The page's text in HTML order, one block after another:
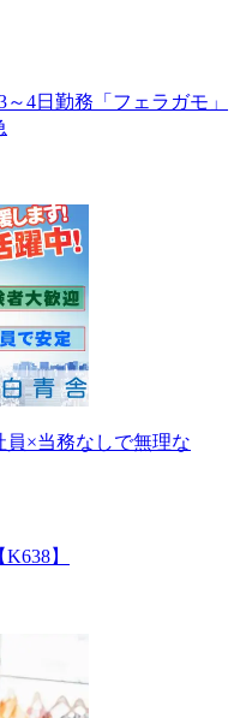
4日勤務「フェラガモ」
員×当務なしで無理な
】